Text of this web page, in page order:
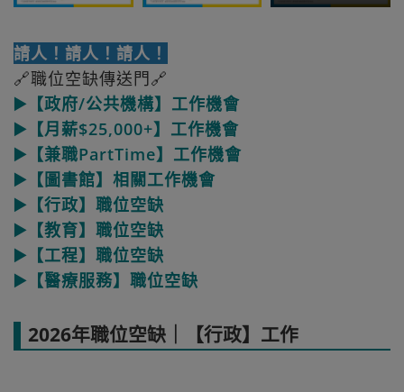
請人！請人！請人！
🔗職位空缺傳送門🔗
▶️【政府/公共機構】工作機會
▶️【月薪$25,000+】工作機會
▶️【兼職PartTime】工作機會
▶️【圖書館】相關工作機會
▶️【行政】職位空缺
▶️【教育】職位空缺
▶️【工程】職位空缺
▶️【醫療服務】職位空缺
2026年職位空缺｜【行政】工作